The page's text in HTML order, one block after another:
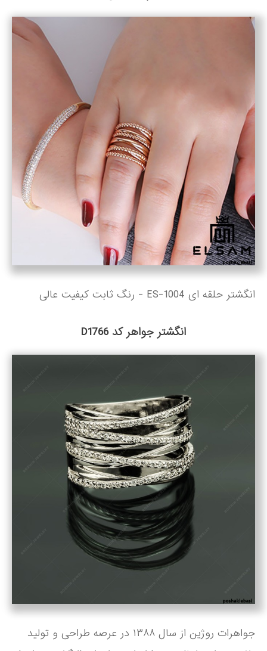
انگشتر حلقه ای ES-1004 - رنگ ثابت کیفیت عالی
انگشتر جواهر کد D1766
جواهرات روژین از سال ۱۳۸۸ در عرصه طراحی و تولید